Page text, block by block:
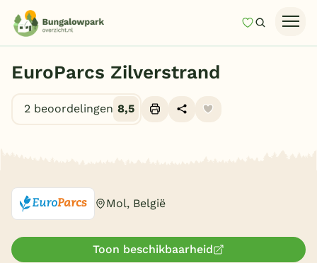
MijnZoeken
Last minutes
Top 12 aanbiedingen
Onze vakantiegidsen
EuroParcs Zilverstrand
2 beoordelingen 8,5
Mol, België
Toon beschikbaarheid